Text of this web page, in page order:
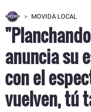
MOVIDA LOCAL
anuncia su
con el
vuelven, tú